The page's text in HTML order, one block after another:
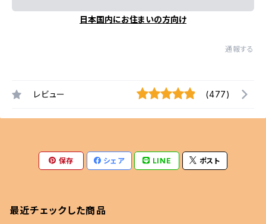
日本国内にお住まいの方向け
通報する
レビュー (477)
保存 シェア LINE ポスト
最近チェックした商品